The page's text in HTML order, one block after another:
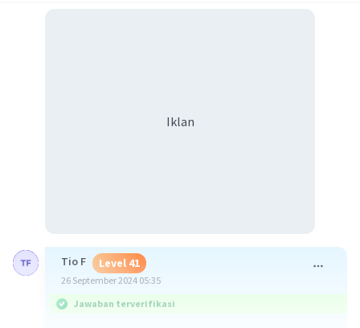
Iklan
Tio F Level 41
26 September 2024 05:35
Jawaban terverifikasi